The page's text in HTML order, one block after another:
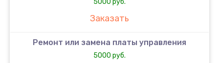
Заказать
Ремонт или замена платы управления
5000 руб.